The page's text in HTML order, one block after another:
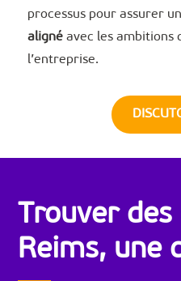
processus pour assurer un
alignéavec les ambitions
l’entreprise.
Trouver
Reims, une